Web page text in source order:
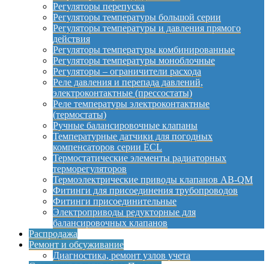
Регуляторы перепуска
Регуляторы температуры большой серии
Регуляторы температуры и давления прямого
действия
Регуляторы температуры комбинированные
Регуляторы температуры моноблочные
Регуляторы – ограничители расхода
Реле давления и перепада давлений,
электроконтактные (прессостаты)
Реле температуры электроконтактные
(термостаты)
Ручные балансировочные клапаны
Температурные датчики для погодных
компенсаторов серии ECL
Термостатические элементы радиаторных
терморегуляторов
Термоэлектрические приводы клапанов AB-QM
Фитинги для присоединения трубопроводов
Фитинги присоединительные
Электроприводы редукторные для
балансировочных клапанов
Распродажа
Ремонт и обсуживание
Диагностика, ремонт узлов учета